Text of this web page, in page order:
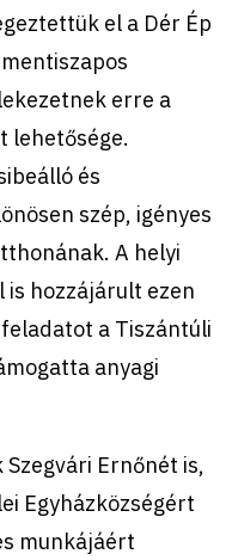
el a Dér Ép
erre a
lehetősége.
és
szép, igényes
A helyi
is hozzájárult ezen
a Tiszántúli
anyagi
Ernőnét is,
Egyházközségért
munkájáért